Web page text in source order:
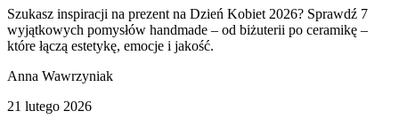
Szukasz inspiracji na prezent na Dzień Kobiet 2026? Sprawdź 7
wyjątkowych pomysłów handmade – od biżuterii po ceramikę –
które łączą estetykę, emocje i jakość.
Anna Wawrzyniak
21 lutego 2026